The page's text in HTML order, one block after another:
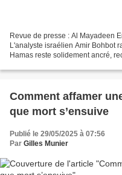
Revue de presse : Al Mayadeen
L'analyste israélien Amir Bohbot
Hamas reste solidement ancré,
Comment affamer
que mort s’ensuive
Publié le 29/05/2025 à 07:56
Par Gilles Munier